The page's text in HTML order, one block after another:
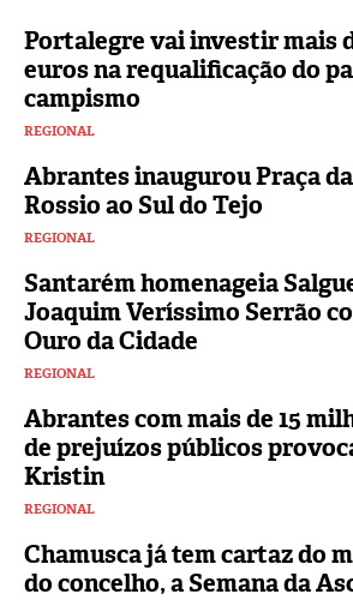
Portalegre vai investir mais
euros na requalificação do
campismo
REGIONAL
Abrantes inaugurou Praça
Rossio ao Sul do Tejo
REGIONAL
Santarém homenageia
Joaquim Veríssimo Serrão
Ouro da Cidade
REGIONAL
Abrantes com mais de 15
de prejuízos públicos
Kristin
REGIONAL
Chamusca já tem cartaz do
do concelho, a Semana da